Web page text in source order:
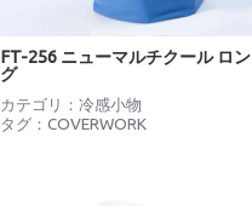
FT-256 ニューマルチクール ロン
グ
カテゴリ： 冷感小物
タグ： COVERWORK